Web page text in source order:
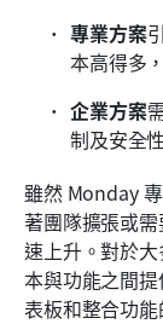
專業方案
本高得多
企業方案
制及安全
雖然 Monday
著團隊擴張或
速上升。對於
本與功能之間
表板和整合功